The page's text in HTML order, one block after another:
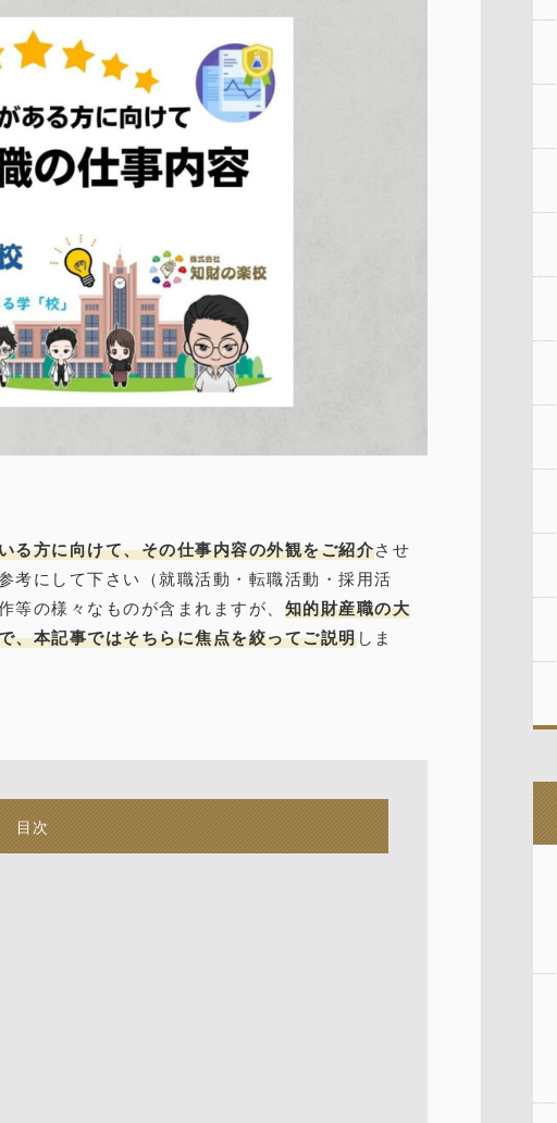
る方に向けて、その仕事内容の外観をご紹介させ
考にして下さい（就職活動・転職活動・採用活
の様々なものが含まれますが、 知的財産職の大
、本記事ではそちらに焦点を絞ってご説明しま
目次